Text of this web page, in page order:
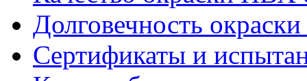
Долговечность
Сертификаты и